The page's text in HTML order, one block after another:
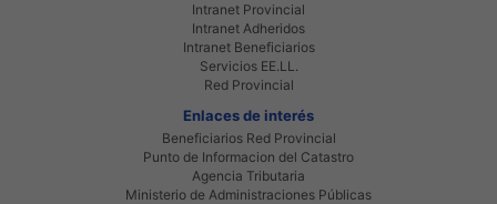
Intranet Provincial
Intranet Adheridos
Intranet Beneficiarios
Servicios EE.LL.
Red Provincial
Enlaces de interés
Beneficiarios Red Provincial
Punto de Informacion del Catastro
Agencia Tributaria
Ministerio de Administraciones Públicas